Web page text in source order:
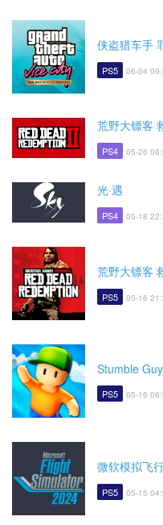
侠盗猎车手
PS5 06-04
荒野大镖客
PS4 05-26
光·遇
PS4 05-18
荒野大镖客
PS5 05-16
Stumble
PS5 05-16
微软模拟飞
PS5 05-15